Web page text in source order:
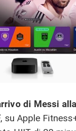
di Messi
, su Apple